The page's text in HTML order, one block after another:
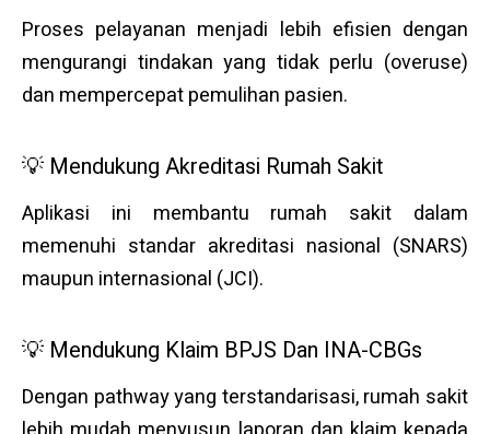
Proses pelayanan menjadi lebih efisien dengan
mengurangi tindakan yang tidak perlu (overuse)
dan mempercepat pemulihan pasien.
💡 Mendukung Akreditasi Rumah Sakit
Aplikasi ini membantu rumah sakit dalam
memenuhi standar akreditasi nasional (SNARS)
maupun internasional (JCI).
💡 Mendukung Klaim BPJS Dan INA-CBGs
Dengan pathway yang terstandarisasi, rumah sakit